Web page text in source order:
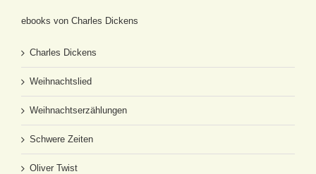
ebooks von Charles Dickens
Charles Dickens
Weihnachtslied
Weihnachtserzählungen
Schwere Zeiten
Oliver Twist